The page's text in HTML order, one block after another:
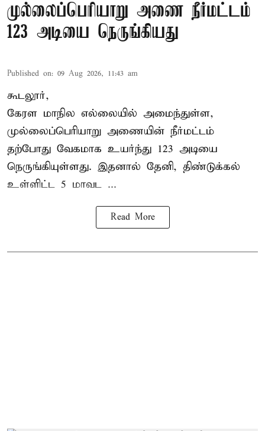
முல்லைப்பெரியாறு அணை நீர்மட்டம்
123 அடியை நெருங்கியது
Published on: 09 Aug 2026, 11:43 am
கூடலூர்,
கேரள மாநில எல்லையில் அமைந்துள்ள,
முல்லைப்பெரியாறு அணையின் நீர்மட்டம்
தற்போது வேகமாக உயர்ந்து 123 அடியை
நெருங்கியுள்ளது. இதனால் தேனி, திண்டுக்கல்
உள்ளிட்ட 5 மாவட ...
Read More